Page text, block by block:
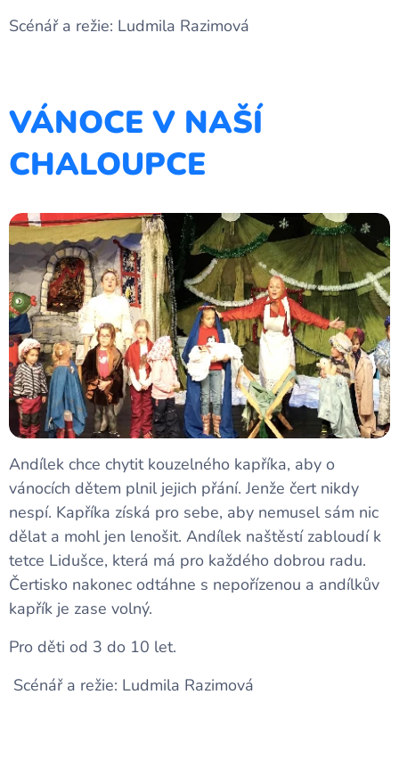
Scénář a režie: Ludmila Razimová
VÁNOCE V NAŠÍ
CHALOUPCE
Andílek chce chytit kouzelného kapříka, aby o
vánocích dětem plnil jejich přání. Jenže čert nikdy
nespí. Kapříka získá pro sebe, aby nemusel sám nic
dělat a mohl jen lenošit. Andílek naštěstí zabloudí k
tetce Lidušce, která má pro každého dobrou radu.
Čertisko nakonec odtáhne s nepořízenou a andílkův
kapřík je zase volný.
Pro děti od 3 do 10 let.
Scénář a režie: Ludmila Razimová